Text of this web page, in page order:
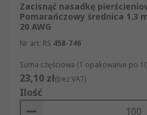
Zacisnąć nasadkę
Pomarańczowy średnica 1.3
20 AWG
Nr art. RS 458-746
Suma częściowa (1 opakowanie po
23,10 zł(bez VAT)
Ilość